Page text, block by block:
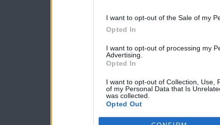
I want to opt-out of the Sale of my
Opted In
I want to opt-out of processing my
Advertising.
Opted In
I want to opt-out of Collection, Use,
of my Personal Data that Is
was collected.
Opted Out